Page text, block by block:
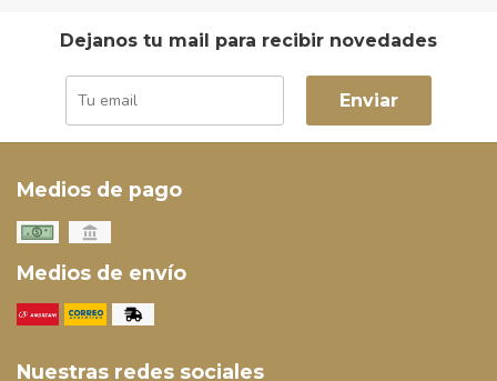
Dejanos tu mail para recibir novedades
Enviar
Medios de pago
Medios de envío
Nuestras redes sociales